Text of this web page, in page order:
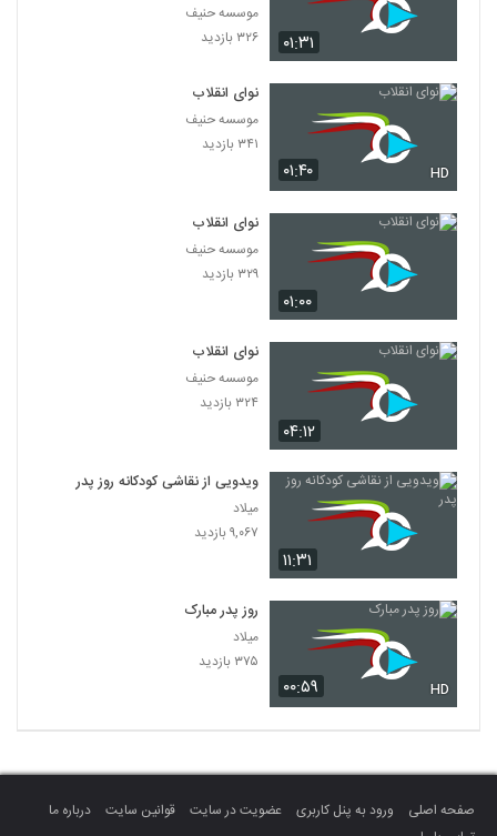
۰۱:۳۱
موسسه حنیف
۳۲۶ بازدید
۰۱:۴۰ HD
نوای انقلاب
موسسه حنیف
۳۴۱ بازدید
۰۱:۰۰
نوای انقلاب
موسسه حنیف
۳۲۹ بازدید
۰۴:۱۲
نوای انقلاب
موسسه حنیف
۳۲۴ بازدید
۱۱:۳۱
ویدویی از نقاشی کودکانه روز پدر
میلاد
۹,۰۶۷ بازدید
۰۰:۵۹ HD
روز پدر مبارک
میلاد
۳۷۵ بازدید
صفحه اصلی ورود به پنل کاربری عضویت در سایت قوانین سایت
درباره ما